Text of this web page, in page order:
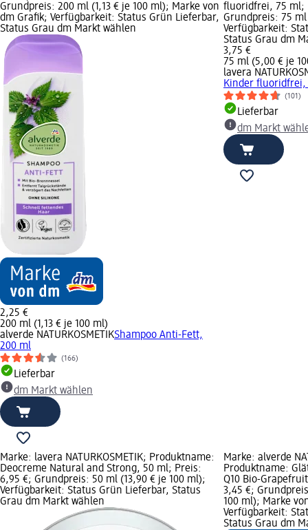
Grundpreis: 200 ml (1,13 € je 100 ml); Marke von
dm Grafik; Verfügbarkeit: Status Grün Lieferbar,
Status Grau dm Markt wählen
2,25 €
200 ml (1,13 € je 100 ml)
alverde NATURKOSMETIKShampoo Anti-Fett,
200 ml
(166)
Lieferbar
dm Markt wählen
fluoridfrei, 75 ml;
Grundpreis: 75
Verfügbarkeit:
Status Grau dm
3,75 €
75 ml (5,00 € je
lavera
Kinder fluoridfrei,
(101)
Lieferbar
dm Markt
Marke: lavera NATURKOSMETIK; Produktname:
Deocreme Natural and Strong, 50 ml; Preis:
6,95 €; Grundpreis: 50 ml (13,90 € je 100 ml);
Verfügbarkeit: Status Grün Lieferbar, Status
Grau dm Markt wählen
Marke: alverde
Produktname:
Q10 Bio-
3,45 €;
100 ml); Marke
Verfügbarkeit:
Status Grau dm